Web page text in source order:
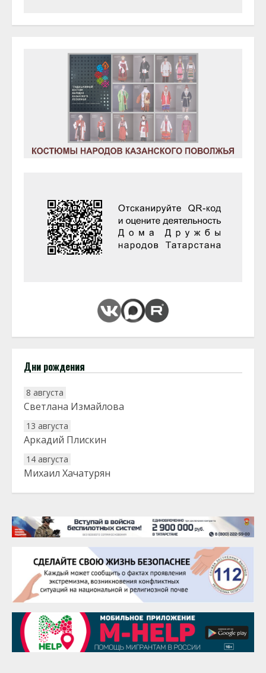
Дни рождения
8 августа
Светлана Измайлова
13 августа
Аркадий Плискин
14 августа
Михаил Хачатурян
20 августа
22 августа
Евгений Ефимов
25 августа
Сэсэгма Бубеева
28 августа
Чингиз Мустафаев
29 августа
Надежда Рослова